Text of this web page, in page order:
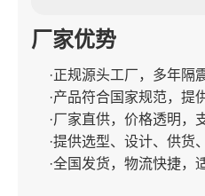
厂家优势
·正规源头工厂，多年隔
·产品符合国家规范，提
·厂家直供，价格透明，
·提供选型、设计、供货
·全国发货，物流快捷，